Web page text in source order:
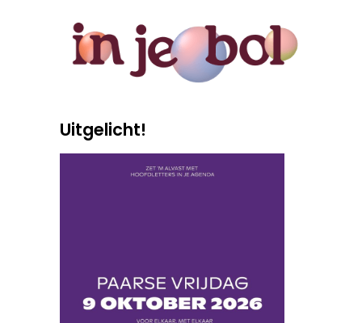
Uitgelicht!